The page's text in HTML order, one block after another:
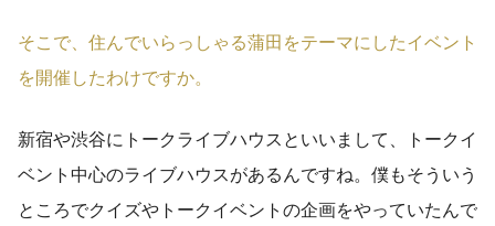
そこで、住んでいらっしゃる蒲田をテーマにしたイベント
を開催したわけですか。
新宿や渋谷にトークライブハウスといいまして、トークイ
ベント中心のライブハウスがあるんですね。僕もそういう
ところでクイズやトークイベントの企画をやっていたんで